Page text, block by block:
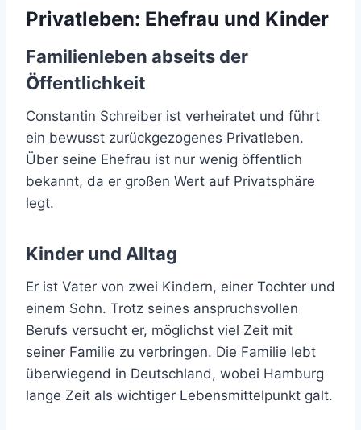
Privatleben: Ehefrau und Kinder
Familienleben abseits der
Öffentlichkeit
Constantin Schreiber ist verheiratet und führt
ein bewusst zurückgezogenes Privatleben.
Über seine Ehefrau ist nur wenig öffentlich
bekannt, da er großen Wert auf Privatsphäre
legt.
Kinder und Alltag
Er ist Vater von zwei Kindern, einer Tochter und
einem Sohn. Trotz seines anspruchsvollen
Berufs versucht er, möglichst viel Zeit mit
seiner Familie zu verbringen. Die Familie lebt
überwiegend in Deutschland, wobei Hamburg
lange Zeit als wichtiger Lebensmittelpunkt galt.